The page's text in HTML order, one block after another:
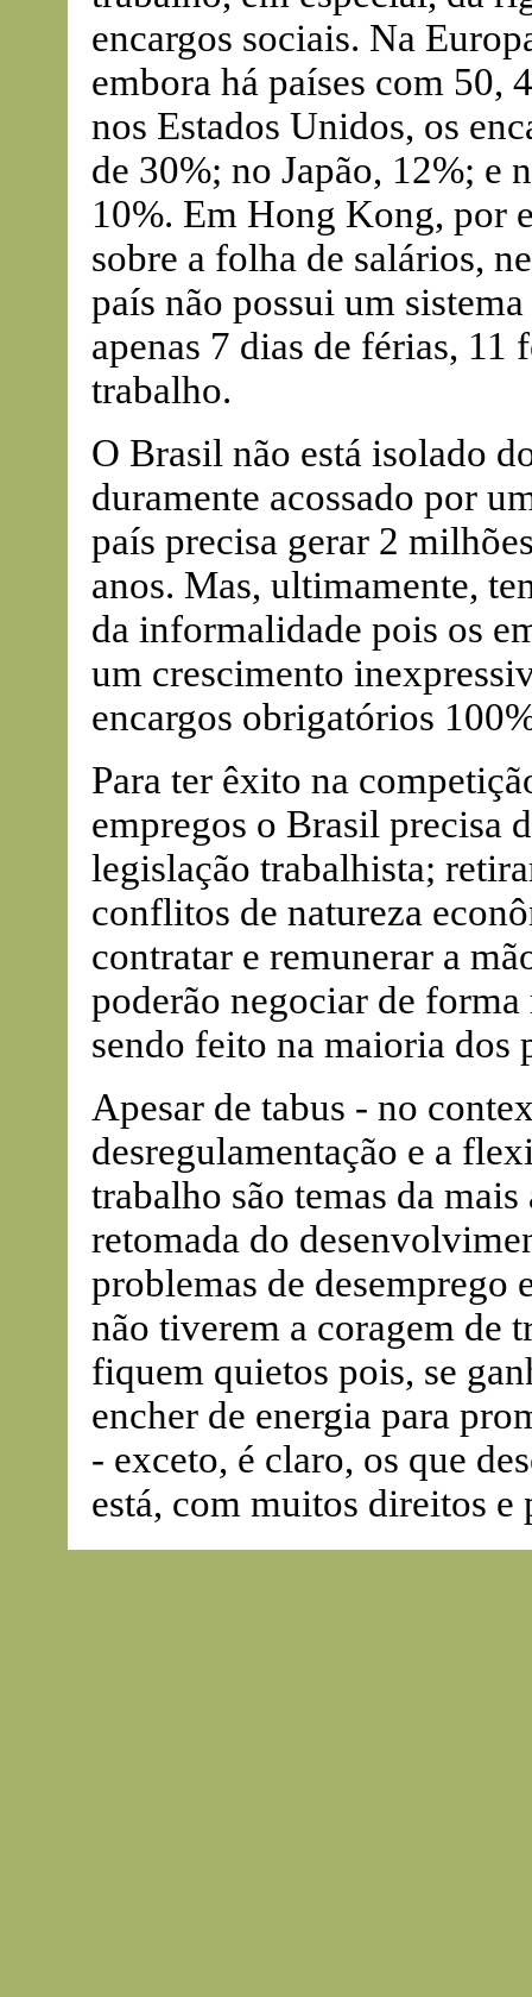
encargos sociais. Na
embora há países com 50,
nos Estados Unidos, os
de 30%; no Japão, 12%; e
10%. Em Hong Kong, por
sobre a folha de salários,
país não possui um
apenas 7 dias de férias, 11
trabalho.
O Brasil não está isolado
duramente acossado por
país precisa gerar 2
anos. Mas, ultimamente,
da informalidade pois os
um crescimento
encargos obrigatórios
Para ter êxito na
empregos o Brasil precisa
legislação trabalhista;
conflitos de natureza
contratar e remunerar a
poderão negociar de
sendo feito na maioria dos
Apesar de tabus - no
desregulamentação e a
trabalho são temas da
retomada do
problemas de desemprego
não tiverem a coragem de
fiquem quietos pois, se
encher de energia para
- exceto, é claro, os que
está, com muitos direitos e